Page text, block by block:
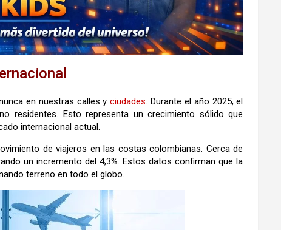
en nuestras calles yciudades. Durante el año 2025, el
residentes. Esto representa un crecimiento sólido que
internacional actual.
de viajeros en las costas colombianas. Cerca de
un incremento del 4,3%. Estos datos confirman que la
terreno en todo el globo.